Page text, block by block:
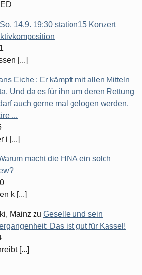
So. 14.9. 19:30 station15 Konzert
[...]
Eichel: Er kämpft mit allen Mitteln
Und da es für ihn um deren Rettung
auch gerne mal gelogen werden.
...
i [...]
macht die HNA ein solch
k [...]
Mainz zu Geselle und sein
Das ist gut für Kassel!
[...]